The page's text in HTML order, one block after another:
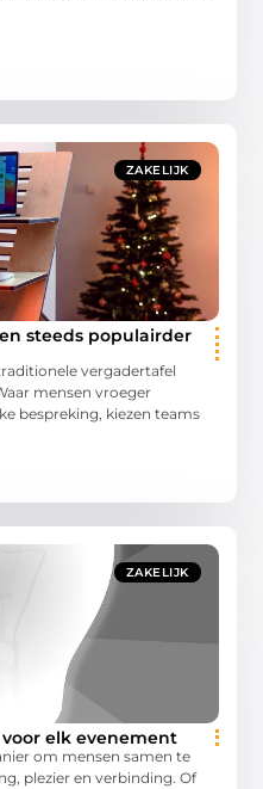
ZAKELIJK
steeds populairder
vergadertafel
mensen vroeger
bespreking, kiezen teams
ZAKELIJK
elk evenement
om mensen samen te
plezier en verbinding. Of